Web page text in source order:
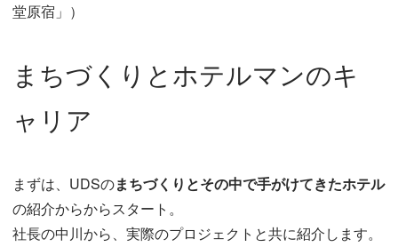
堂原宿」）
まちづくりとホテルマンのキ
ャリア
まずは、UDSのまちづくりとその中で手がけてきたホテル
の紹介からからスタート。
社長の中川から、実際のプロジェクトと共に紹介します。